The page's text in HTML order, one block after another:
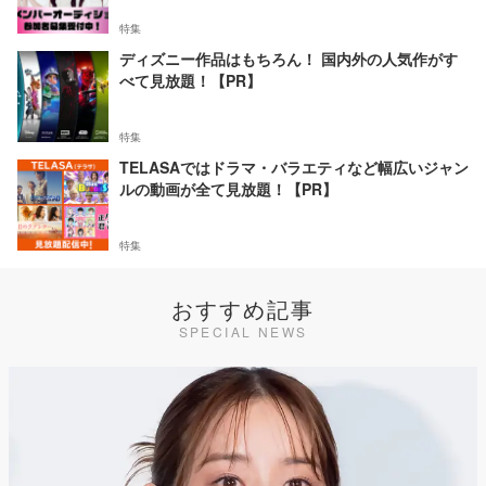
特集
ディズニー作品はもちろん！ 国内外の人気作がす
べて見放題！【PR】
特集
TELASAではドラマ・バラエティなど幅広いジャン
ルの動画が全て見放題！【PR】
特集
おすすめ記事
SPECIAL NEWS